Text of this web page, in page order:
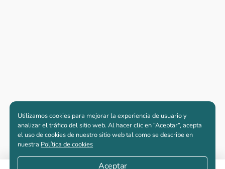
Utilizamos cookies para mejorar la experiencia de usuario y
analizar el tráfico del sitio web. Al hacer clic en “Aceptar“, acepta
el uso de cookies de nuestro sitio web tal como se describe en
nuestra Política de cookies
Aceptar